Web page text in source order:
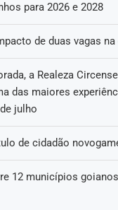
para 2026 e 2028
de duas vagas
a Realeza
das maiores
julho
de cidadão
12 municípios